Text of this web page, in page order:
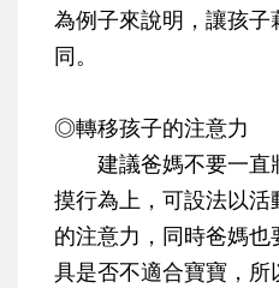
為例子來說明，讓孩
同。
◎轉移孩子的注意力
建議爸媽不要一直
摸行為上，可設法以
的注意力，同時爸媽
具是否不適合寶寶，